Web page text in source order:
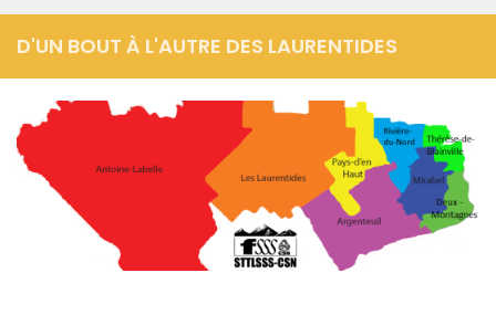
D'UN BOUT À L'AUTRE DES LAURENTIDES